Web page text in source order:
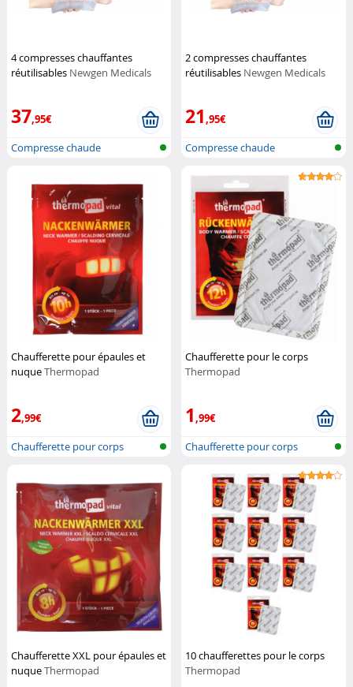
4 compresses chauffantes
réutilisables Newgen Medicals
37,95€
Compresse chaude
2 compresses chauffantes
réutilisables Newgen Medicals
21,95€
Compresse chaude
Chaufferette pour épaules et
nuqueThermopad
2,99€
Chaufferette pour corps
Chaufferette pour le corps
Thermopad
1,99€
Chaufferette pour corps
Chaufferette XXL pour épaules et
nuqueThermopad
10 chaufferettes pour le corps
Thermopad